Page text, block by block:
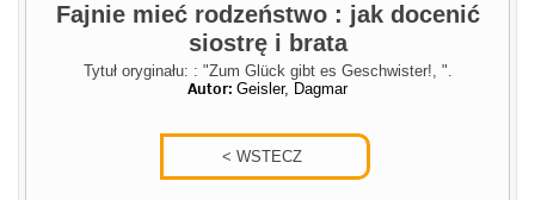
Fajnie mieć rodzeństwo : jak docenić
siostrę i brata
Tytuł oryginału: : "Zum Glück gibt es Geschwister!, ".
Autor: Geisler, Dagmar